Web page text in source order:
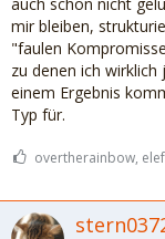
mir bleiben,
"faulen
zu denen ich
einem Ergebnis
Typ für.
overtherainbow,